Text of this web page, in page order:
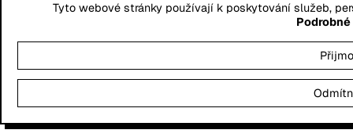
Tyto webové stránky používají k poskytování služeb,